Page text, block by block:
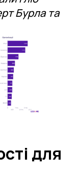
Бурла та
для